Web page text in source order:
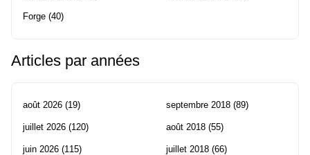
Forge (40)
Articles par années
août 2026 (19)
juillet 2026 (120)
juin 2026 (115)
septembre 2018 (89)
août 2018 (55)
juillet 2018 (66)